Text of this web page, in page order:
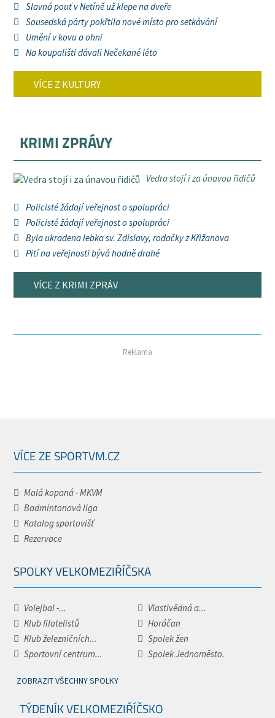
Slavná pouť v Netíně už klepe na dveře
Sousedská párty pokřtila nové místo pro setkávání
Umění v kovu a ohni
Na koupališti dávali Nečekané léto
VÍCE Z KULTURY
KRIMI ZPRÁVY
Vedra stojí i za únavou řidičů
Policisté žádají veřejnost o spolupráci
Policisté žádají veřejnost o spolupráci
Byla ukradena lebka sv. Zdislavy, rodačky z Křižanova
Pití na veřejnosti bývá hodně drahé
VÍCE Z KRIMI ZPRÁV
Reklama
VÍCE ZE SPORTVM.CZ
Malá kopaná - MKVM
Badmintonová liga
Katalog sportovišť
Rezervace
SPOLKY VELKOMEZIŘÍČSKA
Volejbal -...
Vlastivědná a...
Klub filatelistů
Horáčan
Klub železničních...
Spolek žen
Sportovní centrum...
Spolek Jednoměsto.
ZOBRAZIT VŠECHNY SPOLKY
TÝDENÍK VELKOMEZIŘÍČSKO